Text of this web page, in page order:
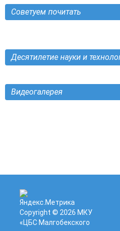
Советуем почитать
Десятилетие науки и
Видеогалерея
Copyright © 2026 МКУ
«ЦБС Малгобекского